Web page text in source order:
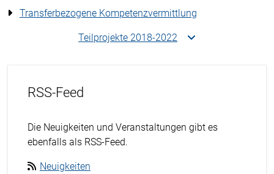
Transferbezogene Kompetenzvermittlung
Teilprojekte 2018-2022
RSS-Feed
Die Neuigkeiten und Veranstaltungen gibt es
ebenfalls als RSS-Feed.
Neuigkeiten